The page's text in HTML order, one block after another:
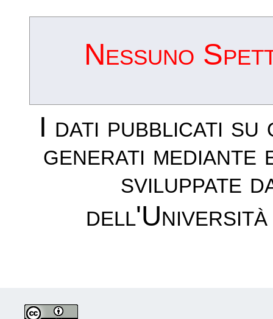
Nessuno
I dati pubblicati su
generati mediante
sviluppate